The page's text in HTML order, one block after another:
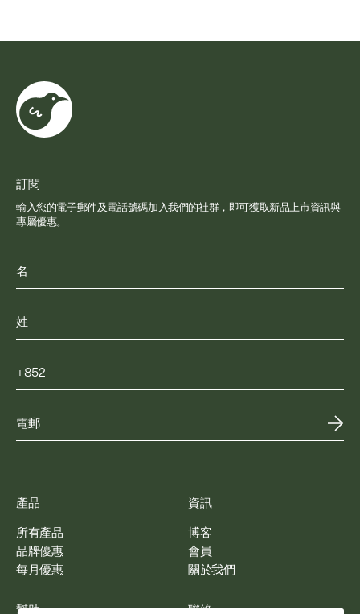
產品
所有產品
品牌優惠
每月優惠
資訊
博客
會員
關於我們
幫助 聯絡
訂閱
輸入您的電子郵件及電話號碼加入我們的社群，即可獲取新品上市資訊與
專屬優惠。